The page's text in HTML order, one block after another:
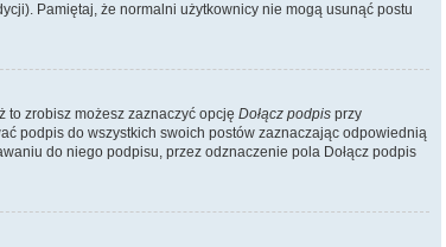
Pamiętaj, że normalni użytkownicy nie mogą usunąć postu
to zrobisz możesz zaznaczyć opcję Dołącz podpis przy
podpis do wszystkich swoich postów zaznaczając odpowiednią
do niego podpisu, przez odznaczenie pola Dołącz podpis